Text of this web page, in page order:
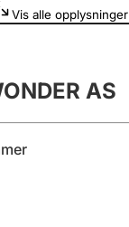
Vis alle opplysninger
AS